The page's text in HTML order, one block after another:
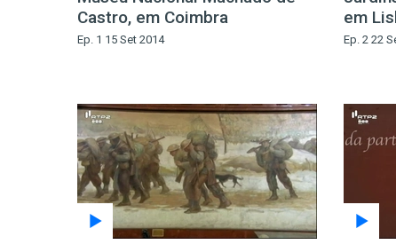
Castro, em Coimbra
Ep. 1 15 Set 2014
em
Ep. 2 22